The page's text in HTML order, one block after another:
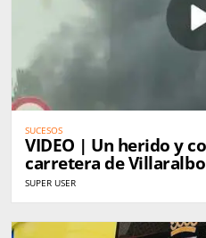
SUCESOS
VIDEO | Un herido y coche ardiendo en la
carretera de Villaralbo
SUPER USER